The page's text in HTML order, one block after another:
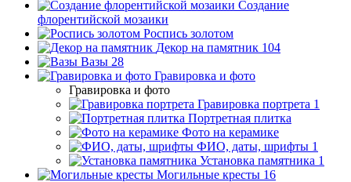
Создание
флорентийской мозаики
Роспись золотом
Декор на памятник 104
Вазы 28
Гравировка и фото
Гравировка и фото
Гравировка портрета 1
Портретная плитка
Фото на керамике
ФИО, даты, шрифты 1
Установка памятника 1
Могильные кресты 16